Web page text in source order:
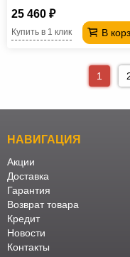
25 460 ₽
В
Купить в 1 клик
1
НАВИГАЦИЯ
Акции
Доставка
Гарантия
Возврат товара
Кредит
Новости
Контакты